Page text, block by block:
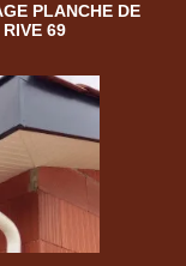
PLANCHE DE
RIVE 69